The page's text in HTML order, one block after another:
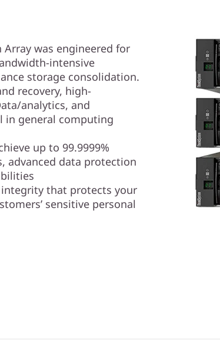
Array was engineered for
intensive
storage consolidation.
recovery, high-
analytics, and
in general computing
up to 99.9999%
advanced data protection
integrity that protects your
sensitive personal